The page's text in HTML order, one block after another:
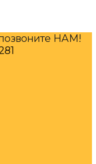
НАМ!